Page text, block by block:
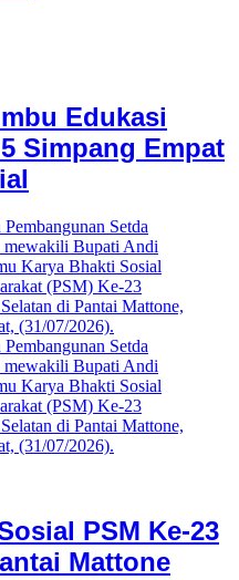
Edukasi
Simpang Empat
PSM Ke-23
Mattone